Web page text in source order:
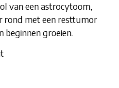
van een astrocytoom,
rond met een resttumor
beginnen groeien.